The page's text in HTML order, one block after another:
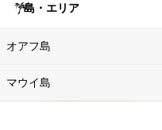
島・エリア
オアフ島
マウイ島